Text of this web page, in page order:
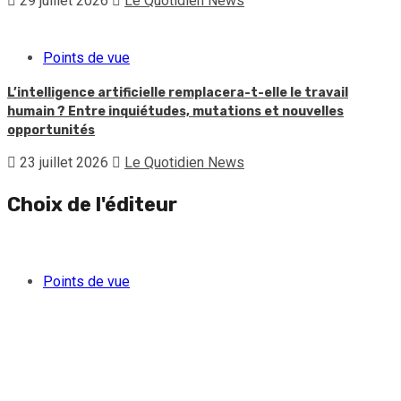
Points de vue
L’intelligence artificielle remplacera-t-elle le travail
humain ? Entre inquiétudes, mutations et nouvelles
opportunités
23 juillet 2026 Le Quotidien News
Choix de l'éditeur
Points de vue